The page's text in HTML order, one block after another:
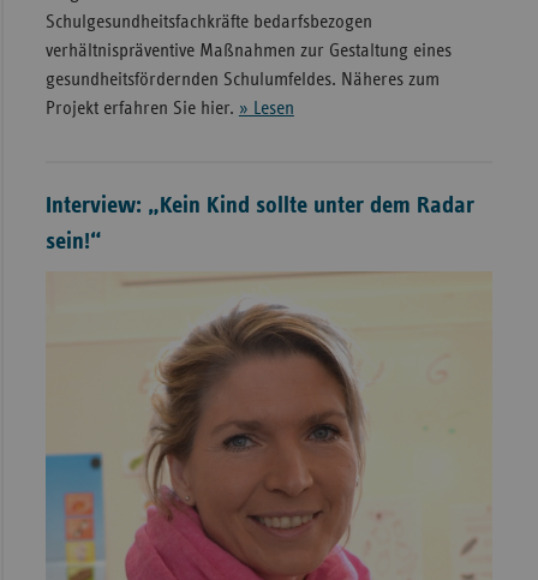
Schulgesundheitsfachkräfte bedarfsbezogen
verhältnispräventive Maßnahmen zur Gestaltung eines
gesundheitsfördernden Schulumfeldes. Näheres zum
Projekt erfahren Sie hier. » Lesen
Interview: „Kein Kind sollte unter dem Radar
sein!“